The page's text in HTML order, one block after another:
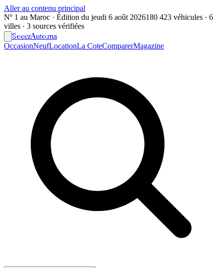
Aller au contenu principal
Nº 1 au Maroc · Édition du jeudi 6 août 2026180 423 véhicules · 6
villes · 3 sources vérifiées
SoeezAuto.ma
OccasionNeufLocationLa CoteComparerMagazine